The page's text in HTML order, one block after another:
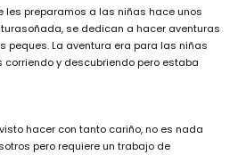
les preparamos a las niñas hace unos
se dedican a hacer aventuras
peques. La aventura era para las niñas
y descubriendo pero estaba
hacer con tanto cariño, no es nada
pero requiere un trabajo de